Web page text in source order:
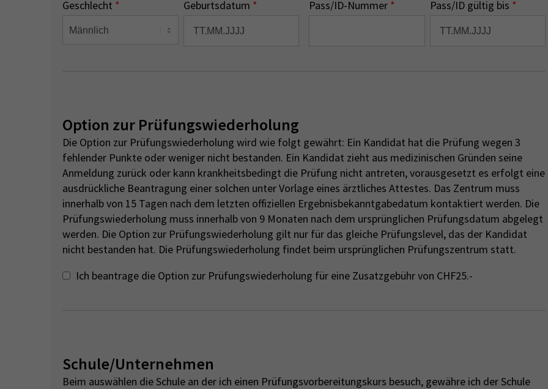
Geschlecht * Geburtsdatum * Pass/ID-Nummer * Pass/ID gültig bis *
Option zur Prüfungswiederholung
Die Option zur Prüfungswiederholung wird wie folgt gewährt: Ein Kandidat hat die Prüfung wegen 3
fehlender Punkte oder weniger nicht bestanden. Ein Kandidat zieht aus medizinischen Gründen seine
Anmeldung zurück oder kann krankheitsbedingt die Prüfung nicht antreten, vorausgesetzt es erfolgt eine
ausdrückliche Beantragung einer solchen unter Vorlage eines ärztliches Attestes. Das Zentrum muss
innerhalb von 15 Tagen nach dem letzten offiziellen Ergebnisbekanntgabedatum kontaktiert werden. Die
Prüfungswiederholung muss innerhalb von 9 Monaten nach dem ursprünglichen Prüfungsdatum abgelegt
werden. Die Option zur Prüfungswiederholung gilt nur für das gleiche Prüfungslevel, das der Kandidat
nicht bestanden hat. Die Prüfungswiederholung findet beim ursprünglichen Prüfungszentrum statt.
Ich beantrage die Option zur Prüfungswiederholung für eine Zusatzgebühr von CHF25.-
Schule/Unternehmen
Beim auswählen die Schule an der ich einen Prüfungsvorbereitungskurs besuch, gewähre ich der Schule